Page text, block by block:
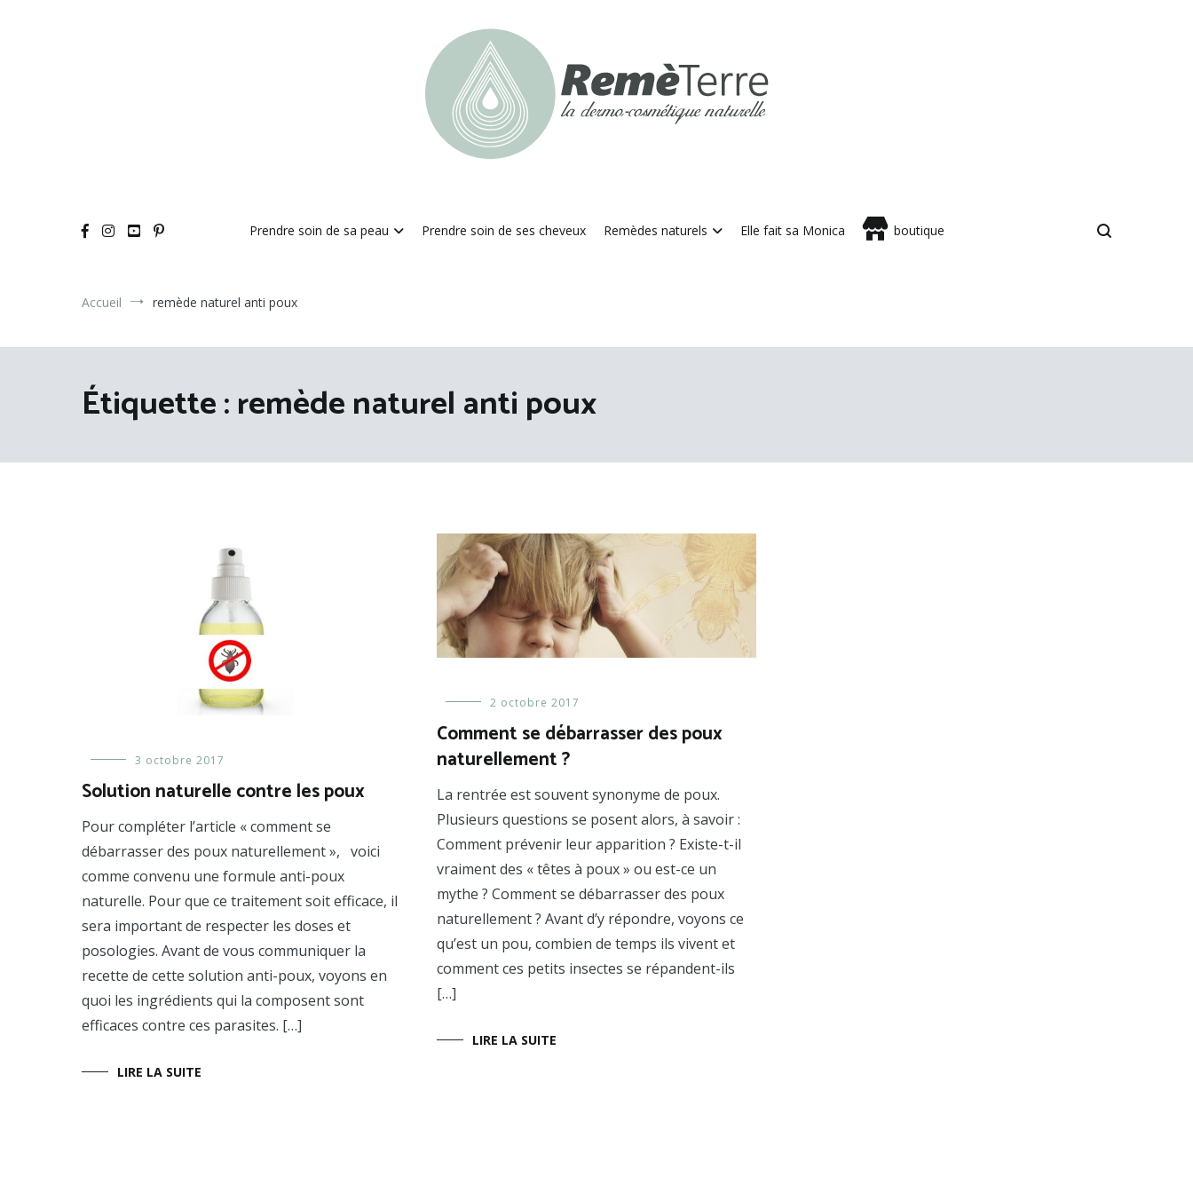
Prendre soin de sa peau
Prendre soin de ses cheveux Remèdes naturels Elle fait sa Monica boutique
Accueil remède naturel anti poux
Étiquette :remède naturel anti poux
Bébé
enfant ,
Prendre
soin
de
ses
cheveux
3 octobre 2017
Solution naturelle contre les poux
Pour compléter l’article « comment se
débarrasser des poux naturellement », voici
comme convenu une formule anti-poux
naturelle. Pour que ce traitement soit efficace, il
sera important de respecter les doses et
posologies. Avant de vous communiquer la
recette de cette solution anti-poux, voyons en
quoi les ingrédients qui la composent sont
efficaces contre ces parasites. […]
LIRE LA SUITE
Prendre
de
ses
cheveux ,
Remèdes
naturels
2 octobre 2017
Comment se débarrasser des poux
naturellement ?
La rentrée est souvent synonyme de poux.
Plusieurs questions se posent alors, à savoir :
Comment prévenir leur apparition ? Existe-t-il
vraiment des « têtes à poux » ou est-ce un
mythe ? Comment se débarrasser des poux
naturellement ? Avant d’y répondre, voyons ce
qu’est un pou, combien de temps ils vivent et
comment ces petits insectes se répandent-ils
[…]
LIRE LA SUITE